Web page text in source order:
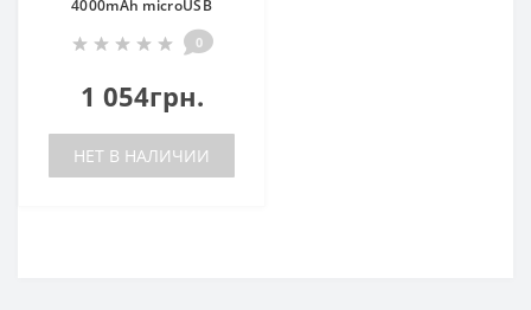
4000mAh microUSB
0
1 054грн.
НЕТ В НАЛИЧИИ